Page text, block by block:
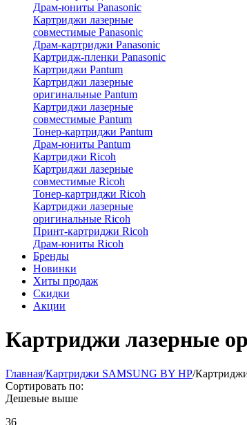
Драм-юниты Panasonic
Картриджи лазерные
совместимые Panasonic
Драм-картриджи Panasonic
Картридж-пленки Panasonic
Картриджи Pantum
Картриджи лазерные
оригинальные Pantum
Картриджи лазерные
совместимые Pantum
Тонер-картриджи Pantum
Драм-юниты Pantum
Картриджи Ricoh
Картриджи лазерные
совместимые Ricoh
Тонер-картриджи Ricoh
Картриджи лазерные
оригинальные Ricoh
Принт-картриджи Ricoh
Драм-юниты Ricoh
Бренды
Новинки
Хиты продаж
Скидки
Акции
Картриджи лазерные
Главная/Картриджи SAMSUNG BY HP/
Сортировать по:
Дешевые выше
36